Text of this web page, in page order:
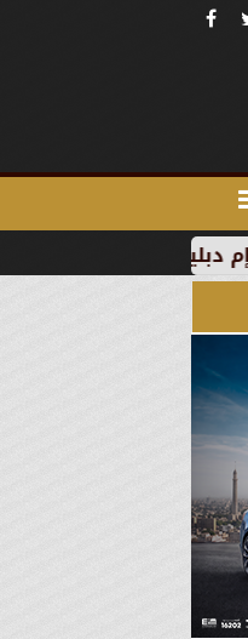
للسيارة الكهربائية